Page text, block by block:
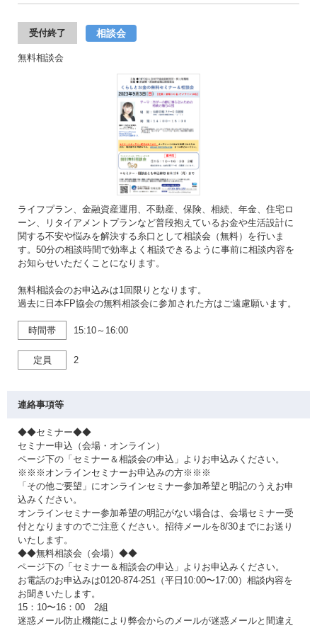
受付終了 相談会
無料相談会
ライフプラン、金融資産運用、不動産、保険、相続、年金、住宅ロ
ーン、リタイアメントプランなど普段抱えているお金や生活設計に
関する不安や悩みを解決する糸口として相談会（無料）を行いま
す。50分の相談時間で効率よく相談できるように事前に相談内容を
お知らせいただくことになります。
無料相談会のお申込みは1回限りとなります。
過去に日本FP協会の無料相談会に参加された方はご遠慮願います。
時間帯 15:10～16:00
定員 2
連絡事項等
◆◆セミナー◆◆
セミナー申込（会場・オンライン）
ページ下の「セミナー＆相談会の申込」よりお申込みください。
※※※オンラインセミナーお申込みの方※※※
「その他ご要望」にオンラインセミナー参加希望と明記のうえお申
込みください。
オンラインセミナー参加希望の明記がない場合は、会場セミナー受
付となりますのでご注意ください。招待メールを8/30までにお送り
いたします。
◆◆無料相談会（会場）◆◆
ページ下の「セミナー＆相談会の申込」よりお申込みください。
お電話のお申込みは0120-874-251（平日10:00〜17:00）相談内容を
お聞きいたします。
15：10〜16：00 2組
迷惑メール防止機能により弊会からのメールが迷惑メールと間違え